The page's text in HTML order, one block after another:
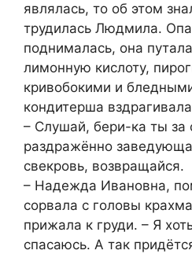
являлась, то об этом
трудилась Людмила.
поднималась, она
лимонную кислоту,
кривобокими и
кондитерша
– Слушай, бери-ка ты за
раздражённо
свекровь, возвращайся.
– Надежда Ивановна,
сорвала с головы
прижала к груди. – Я
спасаюсь. А так